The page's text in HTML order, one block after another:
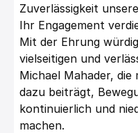
Zuverlässigkeit
Ihr Engagement
Mit der Ehrung
vielseitigen und
Michael Mahader,
dazu beiträgt,
kontinuierlich und
machen.